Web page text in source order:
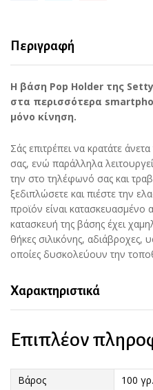
Περιγραφή
Η βάση Pop Holder της
στα περισσότερα
μόνο κίνηση.
Σάς επιτρέπει να κρατάτε
σας, ενώ παράλληλα
την στο τηλέφωνό σας και
ξεδιπλώσετε και πιέστε την
προϊόν είναι κατασκευασμένο
κατασκευή της βάσης έχει
θήκες σιλικόνης, αδιάβροχες,
οποίες δυσκολεύουν την
Χαρακτηριστικά
Επιπλέον
Βάρος 100 γρ.